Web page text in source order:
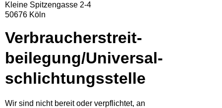
Kleine Spitzengasse 2-4
50676 Köln
Verbraucher­streit­
beilegung/Universal­
schlichtungs­stelle
Wir sind nicht bereit oder verpflichtet, an